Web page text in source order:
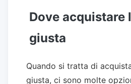
Dove acquistare
giusta
Quando si tratta di
giusta, ci sono molte